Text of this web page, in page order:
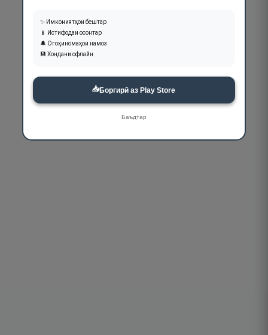
✨ Имкониятҳои бештар
📱 Истифодаи осонтар
🔔 Огоҳиномаҳои намоз
💾 Хондани офлайн
📥Боргирӣ аз Play Store
Баъдтар